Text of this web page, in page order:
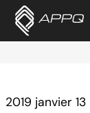
Aller
2019 janvier 13